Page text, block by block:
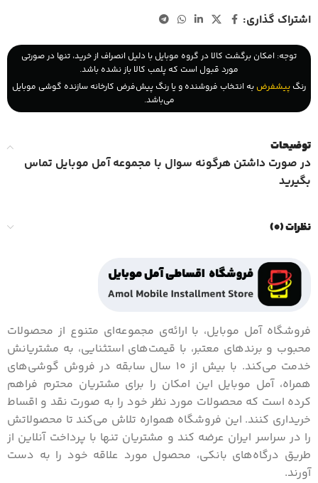
اشتراک گذاری:
توجه: امکان برگشت کالا در گروه موبایل با دلیل انصراف از خرید، تنها در صورتی
مورد قبول است که پلمب کالا باز نشده باشد.
رنگ پیشفرض به انتخاب فروشنده و یا رنگ پیش‌فرض کارخانه سازنده گوشی موبایل
می‌باشد.
توضیحات
در صورت داشتن هرگونه سوال با مجموعه آمل موبایل تماس
بگیرید
نظرات (0)
فروشگاه آمل موبایل، با ارائه‌ی مجموعه‌ای متنوع از محصولات
محبوب و برندهای معتبر، با قیمت‌های استثنایی، به مشتریانش
خدمت می‌کند. با بیش از 10 سال سابقه در فروش گوشی‌های
همراه، آمل موبایل این امکان را برای مشتریان محترم فراهم
کرده است که محصولات مورد نظر خود را به صورت نقد و اقساط
خریداری کنند. این فروشگاه همواره تلاش می‌کند تا محصولاتش
را در سراسر ایران عرضه کند و مشتریان تنها با پرداخت آنلاین از
طریق درگاه‌های بانکی، محصول مورد علاقه خود را به دست
آورند.